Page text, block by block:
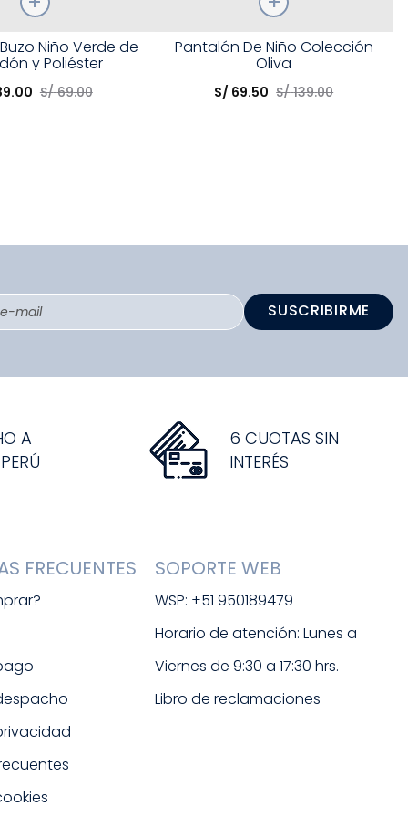
Niño Verde de
y Poliéster
.00 S/ 69.00
Talla
Elige una opción
Pantalón De Niño Colección
Oliva
S/ 69.50 S/ 139.00
SUSCRIBIRME
A
6 CUOTAS SIN
INTERÉS
FRECUENTES SOPORTE WEB
WSP: +51 950189479
Horario de atención: Lunes a
Viernes de 9:30 a 17:30 hrs.
Libro de reclamaciones